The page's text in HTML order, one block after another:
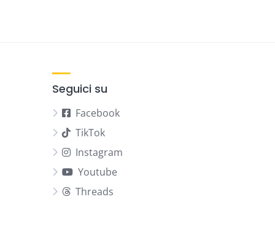
Seguici su
Facebook
TikTok
Instagram
Youtube
Threads